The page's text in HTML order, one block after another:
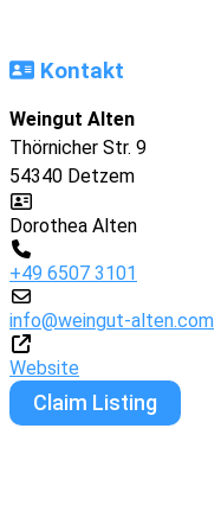
Kontakt
Weingut Alten
Thörnicher Str. 9
54340 Detzem
Dorothea Alten
+49 6507 3101
info@weingut-alten.com
Website
Claim Listing